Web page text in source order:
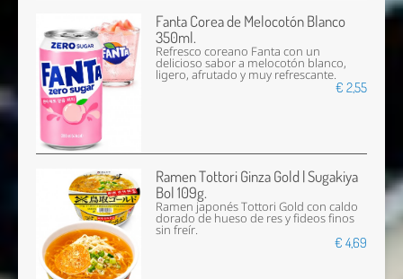
Fanta Corea de Melocotón Blanco
350ml.
Refresco coreano Fanta con un
delicioso sabor a melocotón blanco,
ligero, afrutado y muy refrescante.
€ 2,55
Ramen Tottori Ginza Gold | Sugakiya
Bol 109g.
Ramen japonés Tottori Gold con caldo
dorado de hueso de res y fideos finos
sin freír.
€ 4,69